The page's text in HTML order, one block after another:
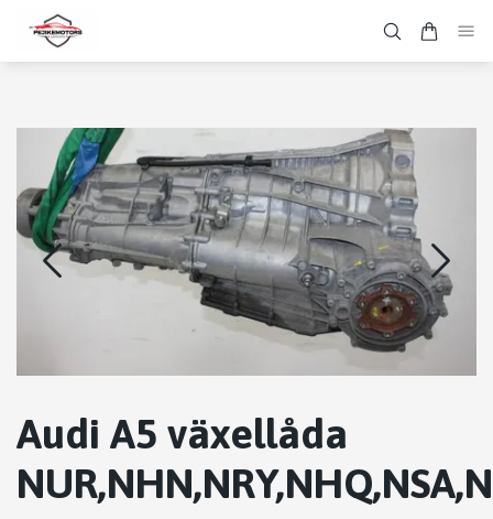
Audi A5 växellåda